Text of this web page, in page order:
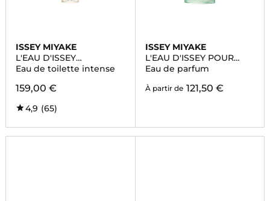
ISSEY MIYAKE
L'EAU D'ISSEY
EAU&MAGNOLIA
Eau de toilette intense
159,00 €
4,9 (65)
ISSEY MIYAKE
L'EAU D'ISSEY POUR
HOMME EAU
ESSENTIELLE
Eau de parfum
À partir de 121,50 €